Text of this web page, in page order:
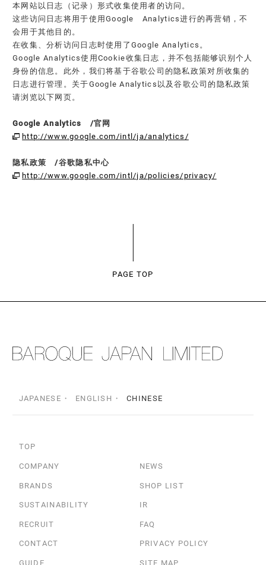
本网站以日志（记录）形式收集使用者的访问。
这些访问日志将用于使用Google Analytics进行的再营销，不
会用于其他目的。
在收集、分析访问日志时使用了Google Analytics。
Google Analytics使用Cookie收集日志，并不包括能够识别个人
身份的信息。此外，我们将基于谷歌公司的隐私政策对所收集的
日志进行管理。关于Google Analytics以及谷歌公司的隐私政策
请浏览以下网页。
Google Analytics /官网
http://www.google.com/intl/ja/analytics/
隐私政策 /谷歌隐私中心
http://www.google.com/intl/ja/policies/privacy/
PAGE TOP
JAPANESE ENGLISH CHINESE
TOP
COMPANY NEWS
BRANDS SHOP LIST
SUSTAINABILITY IR
RECRUIT FAQ
CONTACT PRIVACY POLICY
GUIDE SITE MAP